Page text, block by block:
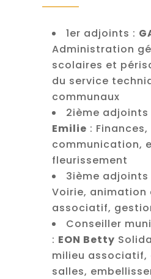
1er adjoints :
Administration
scolaires et
du service
communaux
2ième adjoints
Emilie :
communication,
fleurissement
3ième adjoints
Voirie, animation
associatif,
Conseiller
: EON Betty
milieu associatif,
salles,